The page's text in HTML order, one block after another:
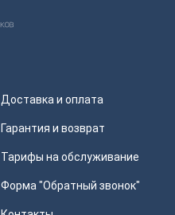
Доставка и оплата
Гарантия и возврат
Тарифы на обслуживание
Форма "Обратный звонок"